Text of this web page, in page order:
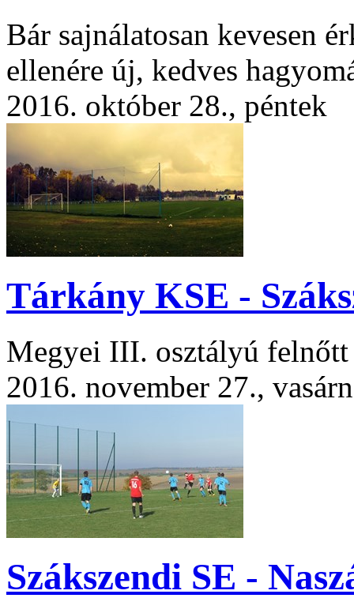
Bár sajnálatosan kevesen
ellenére új, kedves
2016. október 28., péntek
Tárkány KSE -
Megyei III. osztályú felnőtt
2016. november 27.,
Szákszendi SE -